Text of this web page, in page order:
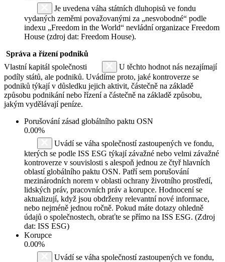
Je uvedena váha státních dluhopisů ve fondu
vydaných zeměmi považovanými za „nesvobodné“ podle
indexu „Freedom in the World“ nevládní organizace Freedom
House (zdroj dat: Freedom House).
Správa a řízení podniků
Vlastní kapitál společnosti
U těchto hodnot nás nezajímají
podíly států, ale podniků. Uvádíme proto, jaké kontroverze se
podniků týkají v důsledku jejich aktivit, částečně na základě
způsobu podnikání nebo řízení a částečně na základě způsobu,
jakým vydělávají peníze.
Porušování zásad globálního paktu OSN
0.00%
Uvádí se váha společností zastoupených ve fondu,
kterých se podle ISS ESG týkají závažné nebo velmi závažné
kontroverze v souvislosti s alespoň jednou ze čtyř hlavních
oblastí globálního paktu OSN. Patří sem porušování
mezinárodních norem v oblasti ochrany životního prostředí,
lidských práv, pracovních práv a korupce. Hodnocení se
aktualizují, když jsou obdrženy relevantní nové informace,
nebo nejméně jednou ročně. Pokud máte dotazy ohledně
údajů o společnostech, obraťte se přímo na ISS ESG. (Zdroj
dat: ISS ESG)
Korupce
0.00%
Uvádí se váha společností zastoupených ve fondu,